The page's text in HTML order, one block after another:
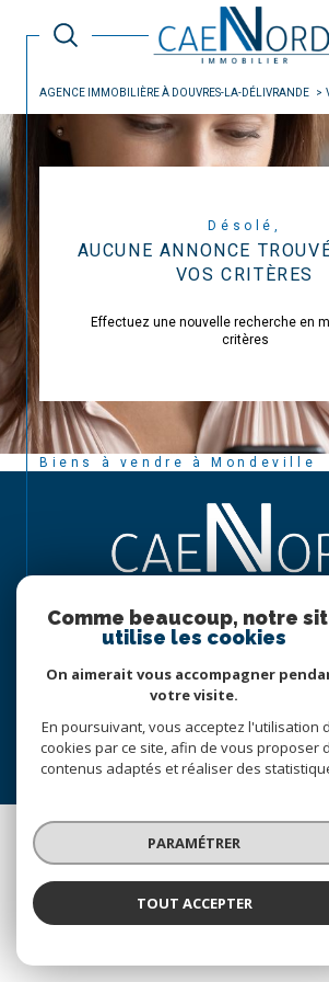
AGENCE IMMOBILIÈRE À DOUVRES-LA-DÉLIVRANDE
Désolé,
AUCUNE ANNONCE
VOS CRITÈRES
Effectuez une nouvelle recherche en
critères
Biens à vendre à Mondeville
© 2026 | TOUS DROITS RÉSERVÉS | TRADUCTION
NOS LIENS
POLITIQUE RGPD
Comme beaucoup, notre
utilise les cookies
On aimerait vous accompagner
votre visite.
En poursuivant, vous acceptez l'utilisation
cookies par ce site, afin de vous proposer
contenus adaptés et réaliser des
PARAMÉTRER
TOUT ACCEPTER